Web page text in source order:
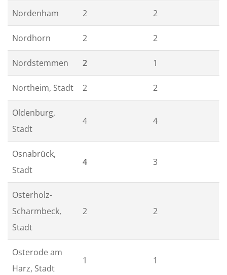
Nordenham 2 2
Nordhorn 2 2
Nordstemmen 2 1
Northeim, Stadt 2 2
Oldenburg,
Stadt
4 4
Osnabrück,
Stadt
4 3
Osterholz-
Scharmbeck,
Stadt
2 2
Osterode am
Harz, Stadt
1 1